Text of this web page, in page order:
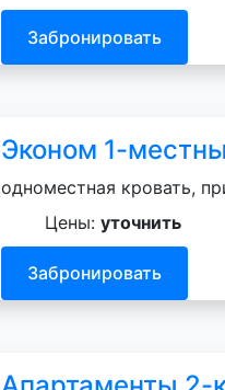
Забронировать
Эконом 1-
одноместная кровать,
Цены: уточнить
Забронировать